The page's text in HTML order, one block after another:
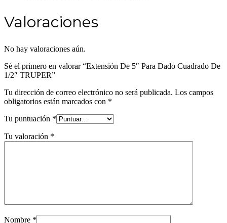
Valoraciones
No hay valoraciones aún.
Sé el primero en valorar “Extensión De 5″ Para Dado Cuadrado De
1/2″ TRUPER”
Tu dirección de correo electrónico no será publicada. Los campos
obligatorios están marcados con *
Tu puntuación *
Tu valoración *
Nombre *